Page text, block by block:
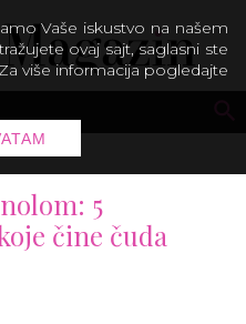
5
čine čuda
Vaše iskustvo na našem
ovaj sajt, saglasni ste
više informacija pogledajte